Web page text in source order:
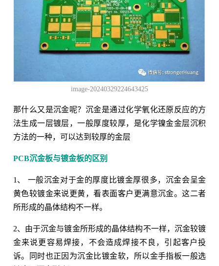
image-20240329224643425
那什么又是沉金呢？沉金是通过化学氧化还原反应的方
法生成一层镀层，一般厚度较厚，是化学镍金金层沉积
方法的一种，可以达到较厚的金层
PCB沉金板与镀金板的区别
1、 一般沉金对于金的厚度比镀金厚很多，沉金会呈金
黄色较镀金来说更黄，看表面客户更满意沉金。这二者
所形成的晶体结构不一样。
2、由于沉金与镀金所形成的晶体结构不一样，沉金较镀
金来说更容易焊接，不会造成焊接不良，引起客户投
诉。同时也正因为沉金比镀金软，所以金手指板一般选